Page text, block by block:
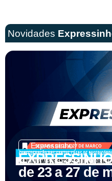
Novidades
Expressinho
de 23 a 27 de